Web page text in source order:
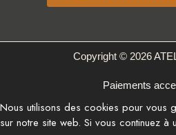
Copyright © 2026
Paiements
Nous utilisons des cookies pour vous
sur notre site web. Si vous continuez à